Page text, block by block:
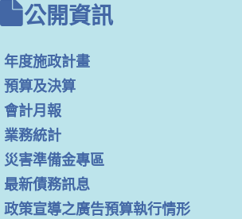
公開資訊
年度施政計畫
預算及決算
會計月報
業務統計
災害準備金專區
最新債務訊息
政策宣導之廣告預算執行情形